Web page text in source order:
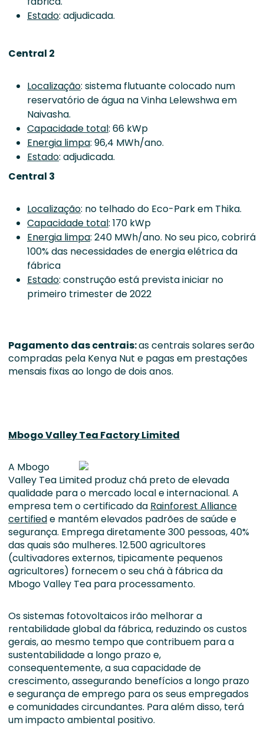
Estado: adjudicada.
Central 2
Localização: sistema flutuante colocado num
reservatório de água na Vinha Lelewshwa em
Naivasha.
Capacidade total: 66 kWp
Energia limpa: 96,4 MWh/ano.
Estado: adjudicada.
Central 3
Localização: no telhado do Eco-Park em Thika.
Capacidade total: 170 kWp
Energia limpa: 240 MWh/ano. No seu pico, cobrirá
100% das necessidades de energia elétrica da
fábrica
Estado: construção está prevista iniciar no
primeiro trimester de 2022
Pagamento das centrais:as centrais solares serão
compradas pela Kenya Nut e pagas em prestações
mensais fixas ao longo de dois anos.
Mbogo Valley Tea Factory Limited
A Mbogo
Valley Tea Limited produz chá preto de elevada
qualidade para o mercado local e internacional. A
empresa tem o certificado da Rainforest Alliance
certifiede mantém elevados padrões de saúde e
segurança. Emprega diretamente 300 pessoas, 40%
das quais são mulheres. 12.500 agricultores
(cultivadores externos, tipicamente pequenos
agricultores) fornecem o seu chá à fábrica da
Mbogo Valley Tea para processamento.
Os sistemas fotovoltaicos irão melhorar a
rentabilidade global da fábrica, reduzindo os custos
gerais, ao mesmo tempo que contribuem para a
sustentabilidade a longo prazo e,
consequentemente, a sua capacidade de
crescimento, assegurando benefícios a longo prazo
e segurança de emprego para os seus empregados
e comunidades circundantes. Para além disso, terá
um impacto ambiental positivo.